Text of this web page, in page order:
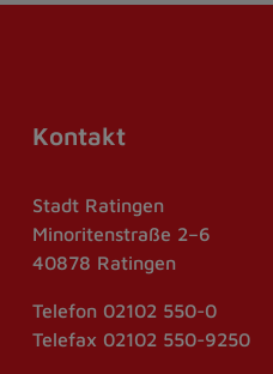
Kontakt
Stadt Ratingen
Minoritenstraße 2–6
40878 Ratingen
Telefon 02102 550-0
Telefax 02102 550-9250